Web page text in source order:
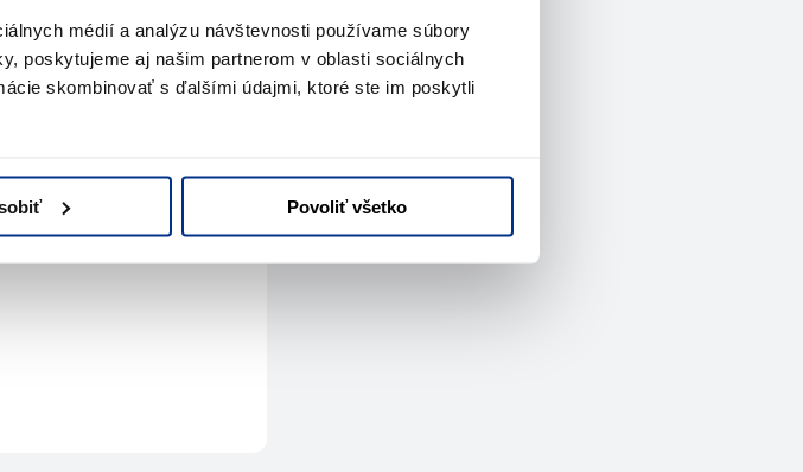
médií a analýzu návštevnosti používame súbory
poskytujeme aj našim partnerom v oblasti sociálnych
skombinovať s ďalšími údajmi, ktoré ste im poskytli
Povoliť všetko